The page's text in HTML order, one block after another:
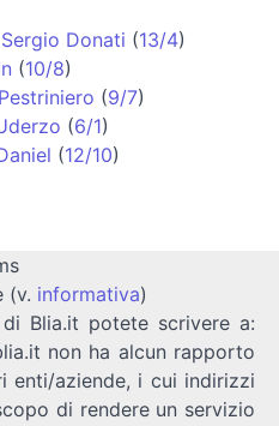
Sergio Donati (13/4)
(10/8)
(9/7)
(6/1)
(12/10)
(v. informativa)
Blia.it potete scrivere a:
non ha alcun rapporto
enti/aziende, i cui indirizzi
di rendere un servizio